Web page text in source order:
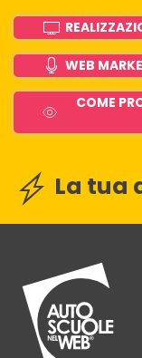
WEB
COME
La tua